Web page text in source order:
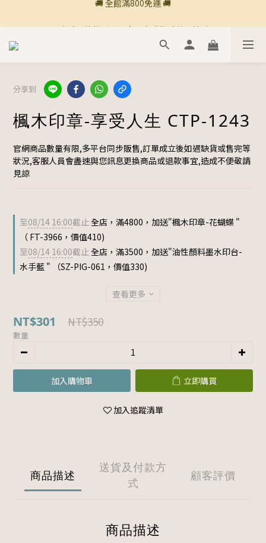
🍎 點三條橫線登入會員享購物點數回饋🍎
新加入會員💡獲得購物金100
🚚 全館滿800免運 🚚
分享到
楓木印章-享受人生 CTP-1243
官網商品數量有限,多平台同步販售,訂單成立後如遇缺貨或售完等
狀況,客服人員會盡速與您訊息更換商品或退款事宜,造成不便敬請
見諒
至08/14 16:00截止全店，滿4800，加送"楓木印章-花蝴蝶 "
（ FT-3966，價值410)
至08/14 16:00截止全店，滿3500，加送"油性顏料墨水印台-
水手藍 " （SZ-PIG-061，價值330)
查看更多
NT$301 NT$350
數量
加入購物車 立即購買
加入追蹤清單
商品描述
送貨及付款方
式
顧客評價
商品描述